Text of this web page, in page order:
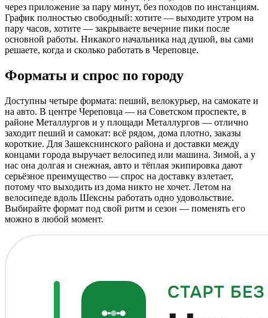
через приложение за пару минут, без походов по инстанциям.
График полностью свободный: хотите — выходите утром на
пару часов, хотите — закрываете вечерние пики после
основной работы. Никакого начальника над душой, вы сами
решаете, когда и сколько работать в Череповце.
Форматы и спрос по городу
Доступны четыре формата: пеший, велокурьер, на самокате и
на авто. В центре Череповца — на Советском проспекте, в
районе Металлургов и у площади Металлургов — отлично
заходит пеший и самокат: всё рядом, дома плотно, заказы
короткие. Для Зашекснинского района и доставки между
концами города выручает велосипед или машина. Зимой, а у
нас она долгая и снежная, авто и тёплая экипировка дают
серьёзное преимущество — спрос на доставку взлетает,
потому что выходить из дома никто не хочет. Летом на
велосипеде вдоль Шексны работать одно удовольствие.
Выбирайте формат под свой ритм и сезон — поменять его
можно в любой момент.